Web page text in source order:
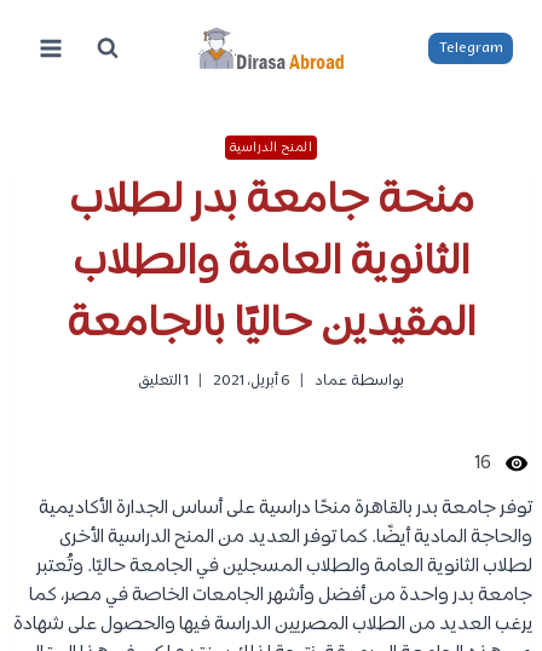
المحتوى
Telegram
المنح الدراسية
منحة جامعة بدر لطلاب
الثانوية العامة والطلاب
المقيدين حاليًا بالجامعة
بواسطة عماد 6 أبريل، 2021 1 التعليق
16
توفر جامعة بدر بالقاهرة منحًا دراسية على أساس الجدارة الأكاديمية
والحاجة المادية أيضًا. كما توفر العديد من المنح الدراسية الأخرى
لطلاب الثانوية العامة والطلاب المسجلين في الجامعة حاليًا. وتُعتبر
جامعة بدر واحدة من أفضل وأشهر الجامعات الخاصة في مصر، كما
يرغب العديد من الطلاب المصريين الدراسة فيها والحصول على شهادة